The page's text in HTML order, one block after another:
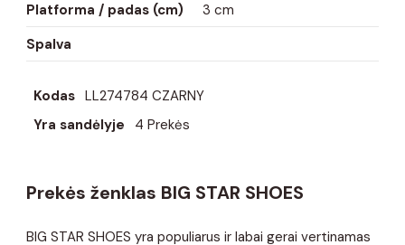
Platforma / padas (cm)
3 cm
Spalva
Kodas LL274784 CZARNY
Yra sandėlyje
4 Prekės
Prekės ženklas BIG STAR SHOES
BIG STAR SHOES yra populiarus ir labai gerai vertinamas